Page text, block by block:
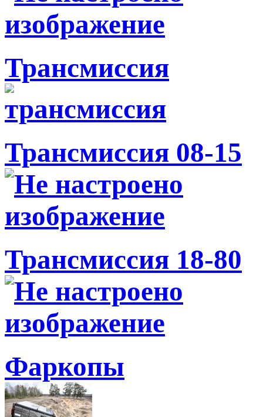
Трансмиссия
Трансмиссия 08-15
Трансмиссия 18-80
Фаркопы